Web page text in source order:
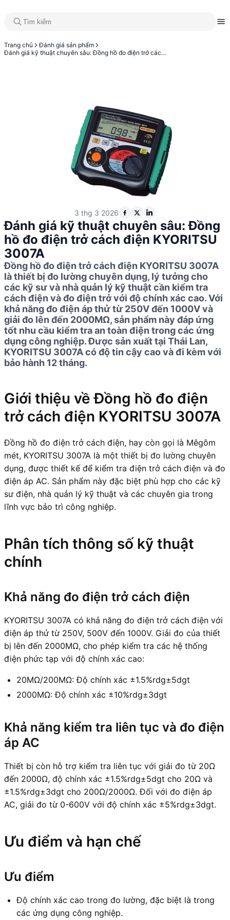
Trang chủ
Đánh giá sản phẩm
Đánh giá kỹ thuật chuyên sâu: Đồng hồ đo điện trở cách điện KYORITSU 3007A
3 thg 3 2026
Đánh giá kỹ thuật chuyên sâu: Đồng
hồ đo điện trở cách điện KYORITSU
3007A
Đồng hồ đo điện trở cách điện KYORITSU 3007A
là thiết bị đo lường chuyên dụng, lý tưởng cho
các kỹ sư và nhà quản lý kỹ thuật cần kiểm tra
cách điện và đo điện trở với độ chính xác cao. Với
khả năng đo điện áp thử từ 250V đến 1000V và
giải đo lên đến 2000MΩ, sản phẩm này đáp ứng
tốt nhu cầu kiểm tra an toàn điện trong các ứng
dụng công nghiệp. Được sản xuất tại Thái Lan,
KYORITSU 3007A có độ tin cậy cao và đi kèm với
bảo hành 12 tháng.
Giới thiệu về Đồng hồ đo điện
trở cách điện KYORITSU 3007A
Đồng hồ đo điện trở cách điện, hay còn gọi là Mêgôm
mét, KYORITSU 3007A là một thiết bị đo lường chuyên
dụng, được thiết kế để kiểm tra điện trở cách điện và đo
điện áp AC. Sản phẩm này đặc biệt phù hợp cho các kỹ
sư điện, nhà quản lý kỹ thuật và các chuyên gia trong
lĩnh vực bảo trì công nghiệp.
Phân tích thông số kỹ thuật
chính
Khả năng đo điện trở cách điện
KYORITSU 3007A có khả năng đo điện trở cách điện với
điện áp thử từ 250V, 500V đến 1000V. Giải đo của thiết
bị lên đến 2000MΩ, cho phép kiểm tra các hệ thống
điện phức tạp với độ chính xác cao:
20MΩ/200MΩ: Độ chính xác ±1.5%rdg±5dgt
2000MΩ: Độ chính xác ±10%rdg±3dgt
Khả năng kiểm tra liên tục và đo điện
áp AC
Thiết bị còn hỗ trợ kiểm tra liên tục với giải đo từ 20Ω
đến 2000Ω, độ chính xác ±1.5%rdg±5dgt cho 20Ω và
±1.5%rdg±3dgt cho 200Ω/2000Ω. Đối với đo điện áp
AC, giải đo từ 0-600V với độ chính xác ±5%rdg±3dgt.
Ưu điểm và hạn chế
Ưu điểm
Độ chính xác cao trong đo lường, đặc biệt là trong
các ứng dụng công nghiệp.